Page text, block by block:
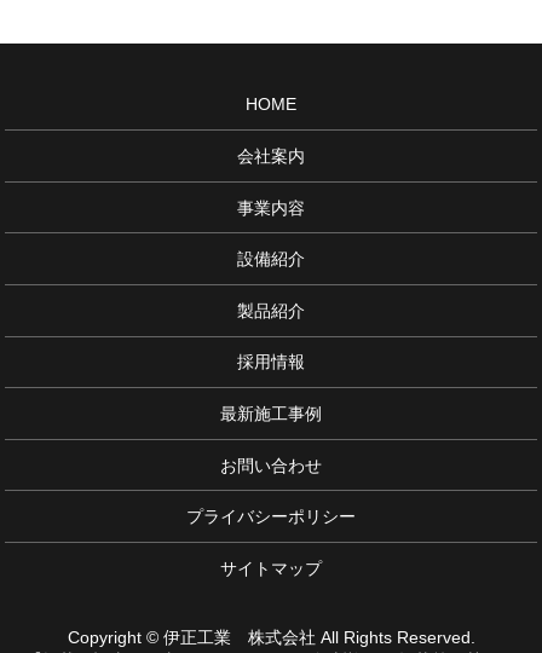
HOME
会社案内
事業内容
設備紹介
製品紹介
採用情報
最新施工事例
お問い合わせ
プライバシーポリシー
サイトマップ
Copyright © 伊正工業 株式会社 All Rights Reserved.